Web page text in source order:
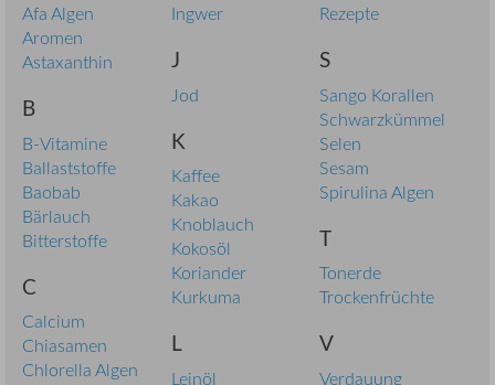
Afa Algen
Aromen
Astaxanthin
B
B-Vitamine
Ballaststoffe
Baobab
Bärlauch
Bitterstoffe
C
Calcium
Chiasamen
Chlorella Algen
Ingwer
J
Jod
K
Kaffee
Kakao
Knoblauch
Kokosöl
Koriander
Kurkuma
L
Leinöl
Rezepte
S
Sango Korallen
Schwarzkümmel
Selen
Sesam
Spirulina Algen
T
Tonerde
Trockenfrüchte
V
Verdauung